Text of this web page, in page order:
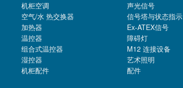
机柜空调
空气/水 热交换器
加热器
温控器
组合式温控器
湿控器
机柜配件
声光信号
信号塔与状态指示
Ex-ATEX信号
障碍灯
M12 连接设备
艺术照明
配件